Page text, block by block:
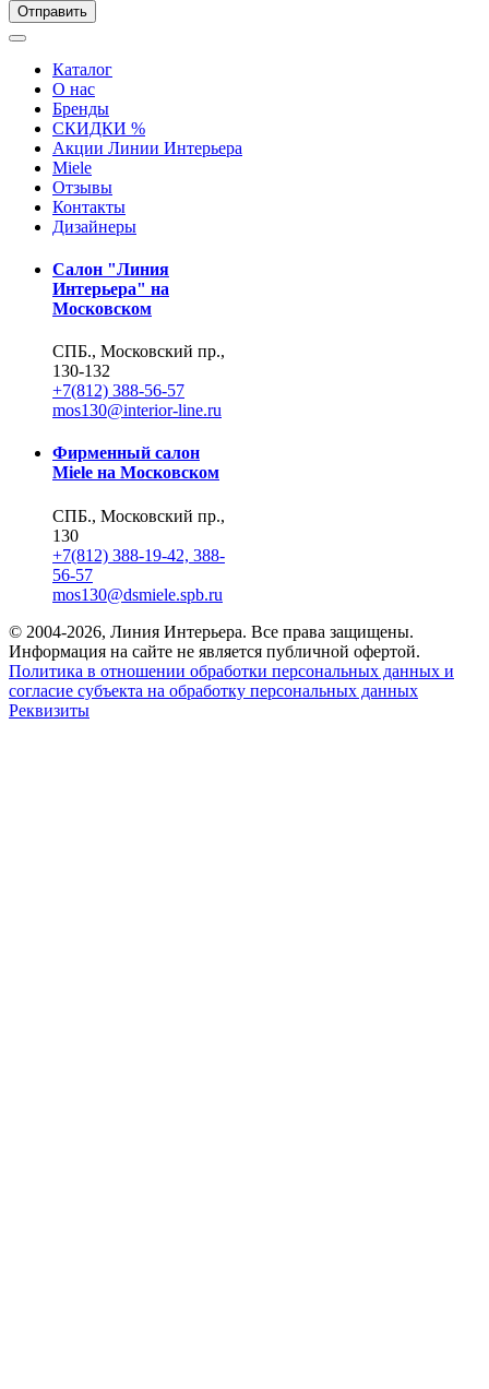
Отправить
Каталог
О нас
Бренды
СКИДКИ %
Акции Линии Интерьера
Miele
Отзывы
Контакты
Дизайнеры
Салон "Линия
Интерьера" на
Московском
СПБ., Московский пр.,
130-132
+7(812) 388-56-57
mos130@interior-line.ru
Фирменный салон
Miele на Московском
СПБ., Московский пр.,
130
+7(812) 388-19-42, 388-
56-57
mos130@dsmiele.spb.ru
© 2004-2026, Линия Интерьера. Все права защищены.
Информация на сайте не является публичной офертой.
Политика в отношении обработки персональных данных и
согласие субъекта на обработку персональных данных
Реквизиты